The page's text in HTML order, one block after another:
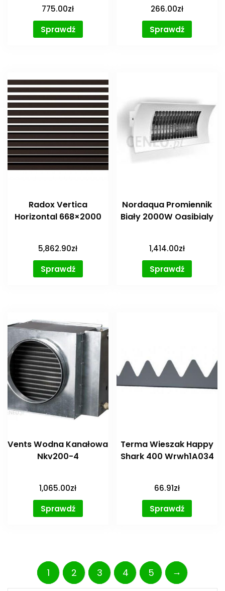
775.00zł
Sprawdź
266.00zł
Sprawdź
Radox Vertica
Horizontal 668×2000
5,862.90zł
Sprawdź
Nordaqua Promiennik
Biały 2000W Oasibialy
1,414.00zł
Sprawdź
Vents Wodna Kanałowa
Nkv200-4
1,065.00zł
Sprawdź
Terma Wieszak Happy
Shark 400 Wrwh1A034
66.91zł
Sprawdź
1 2 3 4 5 →